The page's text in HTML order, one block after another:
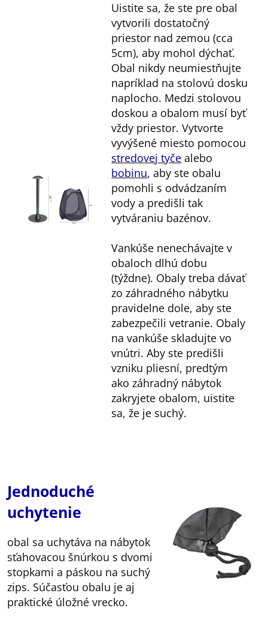
Uistite sa, že ste pre obal
vytvorili dostatočný
priestor nad zemou (cca
5cm), aby mohol dýchať.
Obal nikdy neumiestňujte
napríklad na stolovú dosku
naplocho. Medzi stolovou
doskou a obalom musí byť
vždy priestor. Vytvorte
vyvýšené miesto pomocou
stredovej tyče alebo
bobinu, aby ste obalu
pomohli s odvádzaním
vody a predišli tak
vytváraniu bazénov.
Vankúše nenechávajte v
obaloch dlhú dobu
(týždne). Obaly treba dávať
zo záhradného nábytku
pravidelne dole, aby ste
zabezpečili vetranie. Obaly
na vankúše skladujte vo
vnútri. Aby ste predišli
vzniku pliesní, predtým
ako záhradný nábytok
zakryjete obalom, uistite
sa, že je suchý.
Jednoduché
uchytenie
obal sa uchytáva na nábytok
sťahovacou šnúrkou s dvomi
stopkami a páskou na suchý
zips. Súčasťou obalu je aj
praktické úložné vrecko.